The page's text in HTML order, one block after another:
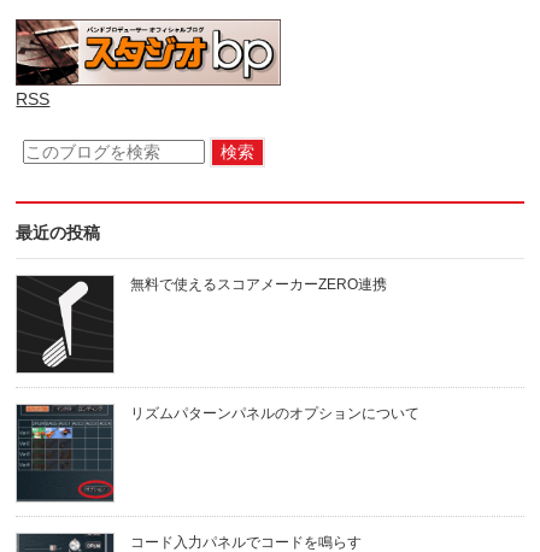
RSS
最近の投稿
無料で使えるスコアメーカーZERO連携
リズムパターンパネルのオプションについて
コード入力パネルでコードを鳴らす